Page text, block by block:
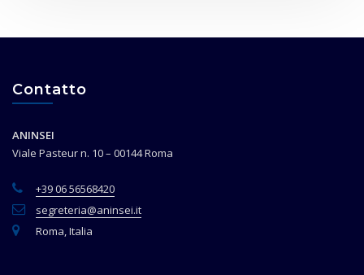
Contatto
ANINSEI
Viale Pasteur n. 10 – 00144 Roma
+39 06 56568420
segreteria@aninsei.it
Roma, Italia